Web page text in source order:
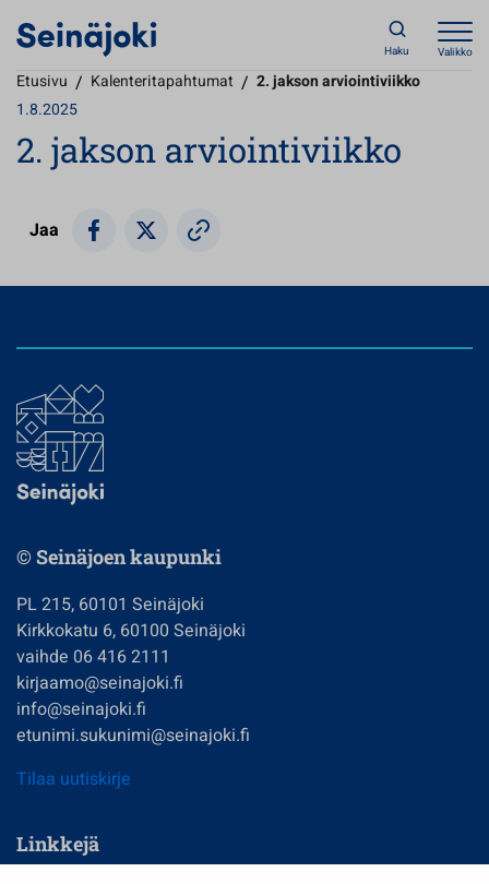
Haku Valikko
Etusivu / Kalenteritapahtumat / 2. jakson arviointiviikko
1.8.2025
2. jakson arviointiviikko
Jaa
© Seinäjoen kaupunki
PL 215, 60101 Seinäjoki
Kirkkokatu 6, 60100 Seinäjoki
vaihde 06 416 2111
kirjaamo@seinajoki.fi
info@seinajoki.fi
etunimi.sukunimi@seinajoki.fi
Tilaa uutiskirje
Linkkejä